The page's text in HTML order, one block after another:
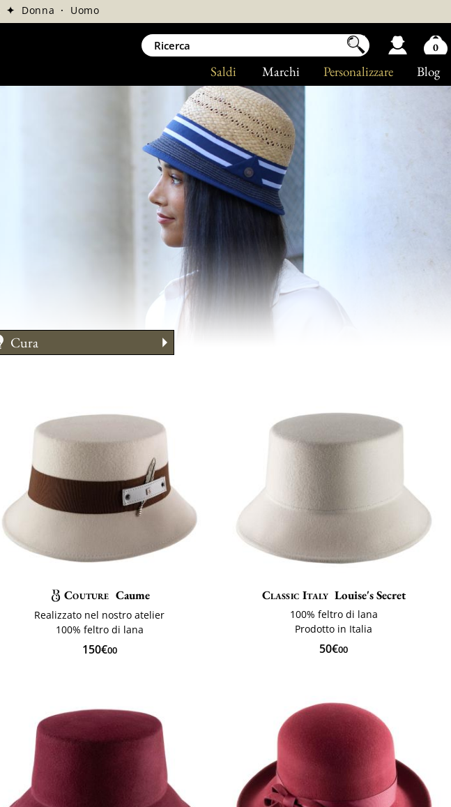
Blog
Personalizzare
Marchi
Saldi
✦ Donna · Uomo
Cura
Taglia
Couture Caume
Realizzato nel nostro atelier
100% feltro di lana
150€00
Classic Italy Louise's Secret
100% feltro di lana
Prodotto in Italia
50€00
0